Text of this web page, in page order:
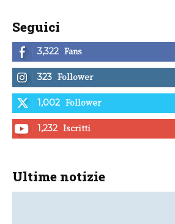
Seguici
3,322 Fans
323 Follower
1,002 Follower
1,232 Iscritti
Ultime notizie